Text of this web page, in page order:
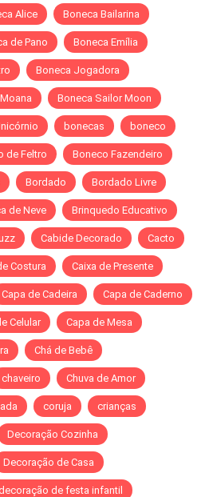
Alice Boneca Bailarina
de Pano Boneca Emília
Boneca Jogadora
Boneca Sailor Moon
bonecas boneco
de Feltro Boneco Fazendeiro
Bordado Bordado Livre
de Neve Brinquedo Educativo
Cabide Decorado Cacto
Costura Caixa de Presente
Capa de Cadeira Capa de Caderno
Celular Capa de Mesa
Chá de Bebê
chaveiro Chuva de Amor
coruja crianças
Decoração Cozinha
Decoração de Casa
de festa infantil